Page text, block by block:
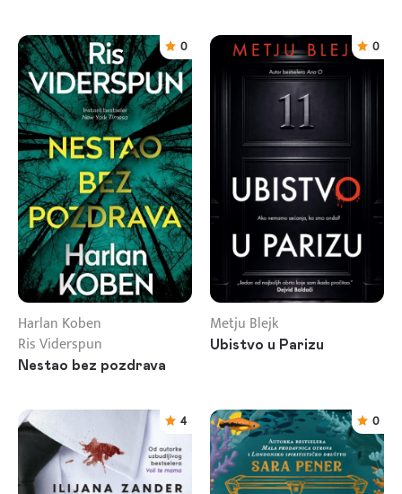
0
Harlan Koben
Ris Viderspun
Nestao bez pozdrava
0
Metju Blejk
Ubistvo u Parizu
4 0